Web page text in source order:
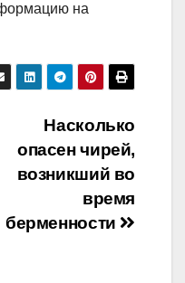
на
Насколько
опасен чирей,
возникший во
время
берменности